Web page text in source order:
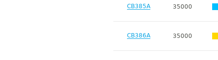
CB385A 35000
CB386A 35000